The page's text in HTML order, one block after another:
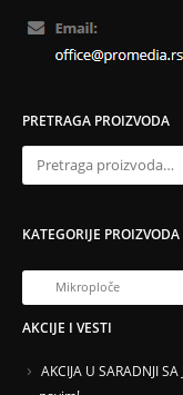
PRETRAGA PROIZVODA
KATEGORIJE PROIZVODA
AKCIJE I VESTI
AKCIJA U SARADNJI